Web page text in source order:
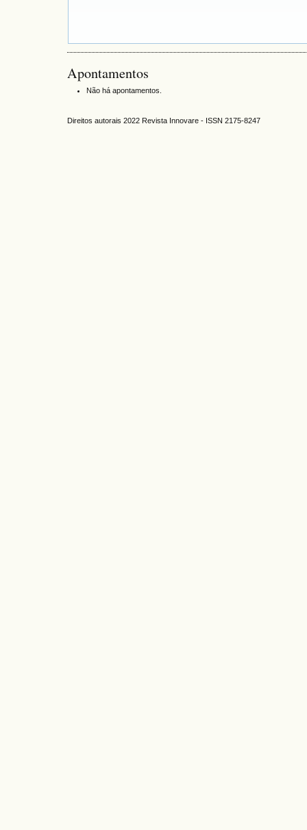
Apontamentos
Não há apontamentos.
Direitos autorais 2022 Revista Innovare - ISSN 2175-8247